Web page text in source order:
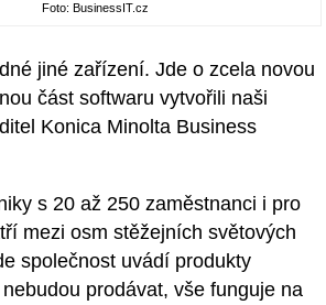
Foto: BusinessIT.cz
jiné zařízení. Jde o zcela novou
část softwaru vytvořili naši
Konica Minolta Business
s 20 až 250 zaměstnanci i pro
mezi osm stěžejních světových
společnost uvádí produkty
prodávat, vše funguje na